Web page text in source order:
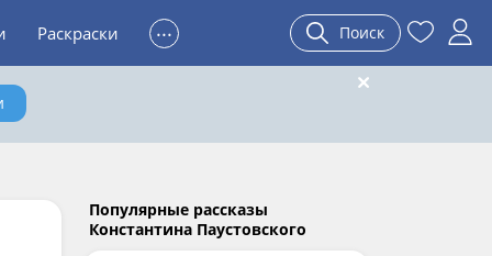
Раскраски ... Поиск
Популярные рассказы
Константина Паустовского